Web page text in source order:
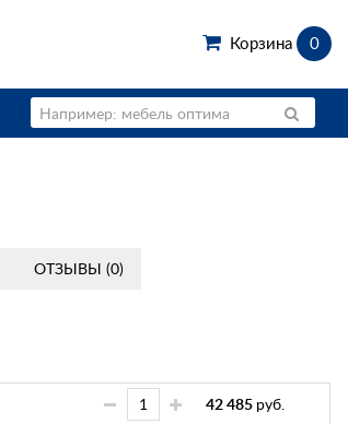
Корзина 0
ОТЗЫВЫ (0)
42 485 руб.